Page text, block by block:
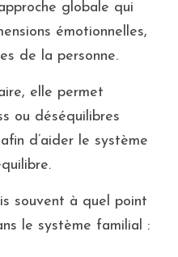
globale qui
émotionnelles,
de la personne.
elle permet
ou déséquilibres
d’aider le système
souvent à quel point
le système familial :